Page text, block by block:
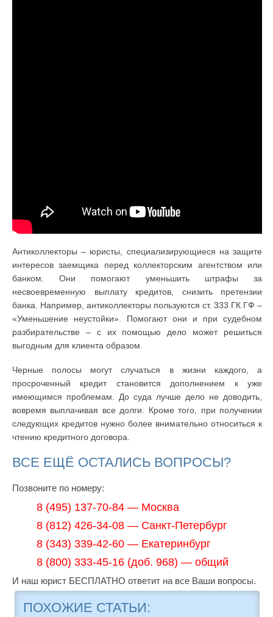
Антиколлекторы – юристы, специализирующиеся на защите
интересов заемщика перед коллекторским агентством или
банком. Они помогают уменьшить штрафы за
несвоевременную выплату кредитов, снизить претензии
банка. Например, антиколлекторы пользуются ст. 333 ГК ГФ –
«Уменьшение неустойки». Помогают они и при судебном
разбирательстве – с их помощью дело может решиться
выгодным для клиента образом.
Черные полосы могут случаться в жизни каждого, а
просроченный кредит становится дополнением к уже
имеющимся проблемам. До суда лучше дело не доводить,
вовремя выплачивая все долги. Кроме того, при получении
следующих кредитов нужно более внимательно относиться к
чтению кредитного договора.
ВСЕ ЕЩЁ ОСТАЛИСЬ ВОПРОСЫ?
Позвоните по номеру:
8 (495) 137-70-84 — Москва
8 (812) 426-34-08 — Санкт-Петербург
8 (343) 339-42-60 — Екатеринбург
8 (800) 333-45-16 (доб. 968) — общий
И наш юрист БЕСПЛАТНО ответит на все Ваши вопросы.
ПОХОЖИЕ СТАТЬИ: